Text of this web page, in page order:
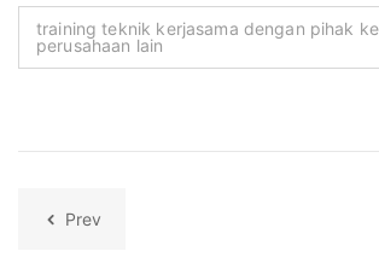
training teknik kerjasama dengan pihak
perusahaan lain
Prev